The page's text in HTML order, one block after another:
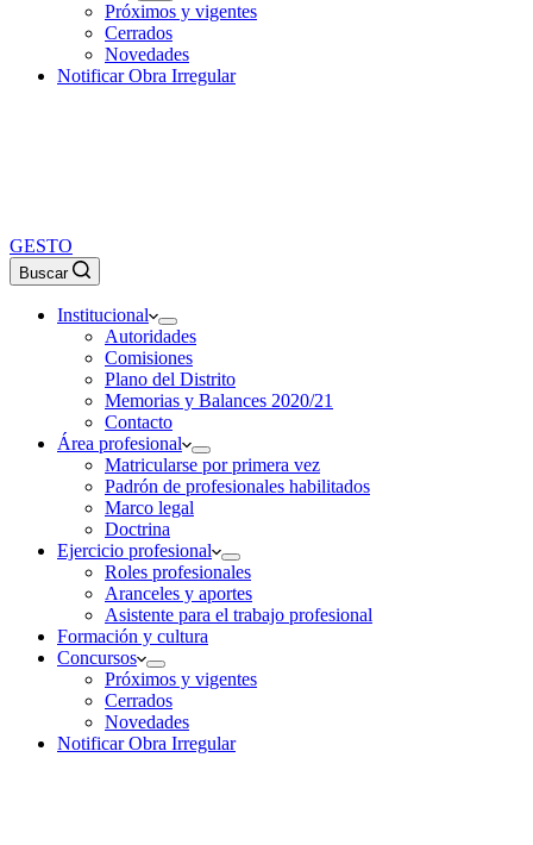
Próximos y vigentes
Cerrados
Novedades
Notificar Obra Irregular
GESTO
Buscar
Institucional
Autoridades
Comisiones
Plano del Distrito
Memorias y Balances 2020/21
Contacto
Área profesional
Matricularse por primera vez
Padrón de profesionales habilitados
Marco legal
Doctrina
Ejercicio profesional
Roles profesionales
Aranceles y aportes
Asistente para el trabajo profesional
Formación y cultura
Concursos
Próximos y vigentes
Cerrados
Novedades
Notificar Obra Irregular